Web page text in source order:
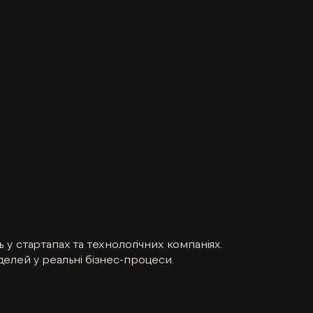
та технологічних компаніях.
у реальні бізнес-процеси.